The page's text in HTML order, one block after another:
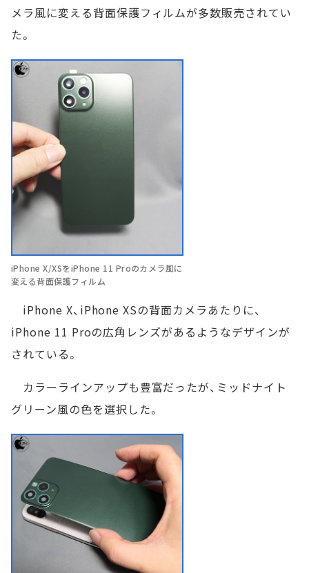
メラ風に変える背面保護フィルムが多数販売されてい
た。
iPhone X/XSをiPhone 11 Proのカメラ風に
変える背面保護フィルム
iPhone X、iPhone XSの背面カメラあたりに、
iPhone 11 Proの広角レンズがあるようなデザインが
されている。
カラーラインアップも豊富だったが、ミッドナイト
グリーン風の色を選択した。